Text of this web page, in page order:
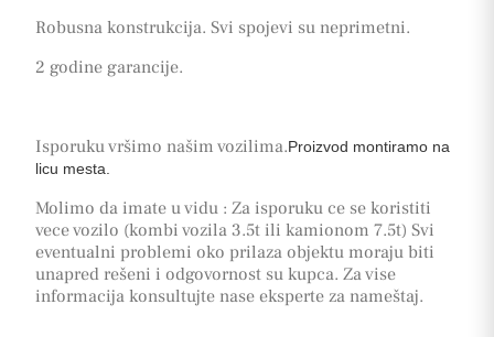
Robusna konstrukcija. Svi spojevi su neprimetni.
2 godine garancije.
Isporuku vršimo našim vozilima.Proizvod montiramo na
licu mesta.
Molimo da imate u vidu : Za isporuku ce se koristiti
vece vozilo (kombi vozila 3.5t ili kamionom 7.5t) Svi
eventualni problemi oko prilaza objektu moraju biti
unapred rešeni i odgovornost su kupca. Za vise
informacija konsultujte nase eksperte za nameštaj.